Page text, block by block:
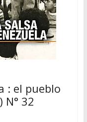
: el pueblo
N° 32